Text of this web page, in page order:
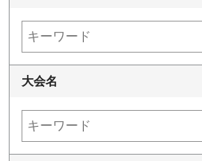
大会名